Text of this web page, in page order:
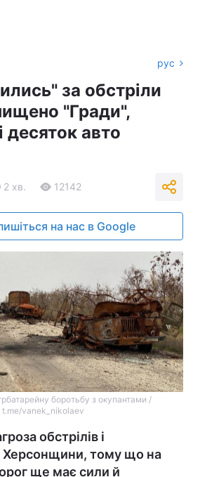
рус
за обстріли
"Гради",
десяток авто
2 хв. 12142
на нас в Google
боротьбу з окупантами /
t.me/vanek_nikolaev
обстрілів і
тому що на
ще має сили й